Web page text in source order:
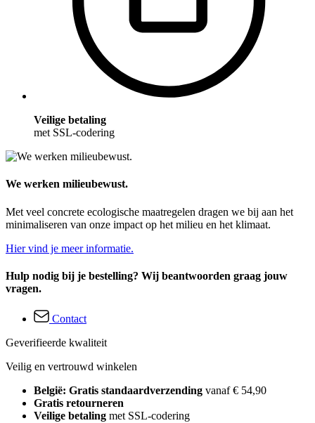
Veilige betaling
met SSL-codering
We werken milieubewust.
Met veel concrete ecologische maatregelen dragen we bij aan het
minimaliseren van onze impact op het milieu en het klimaat.
Hier vind je meer informatie.
Hulp nodig bij je bestelling? Wij beantwoorden graag jouw
vragen.
Contact
Geverifieerde kwaliteit
Veilig en vertrouwd winkelen
België: Gratis standaardverzending vanaf € 54,90
Gratis retourneren
Veilige betaling met SSL-codering